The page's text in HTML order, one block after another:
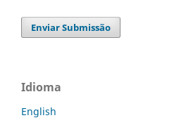
Enviar Submissão
Idioma
English